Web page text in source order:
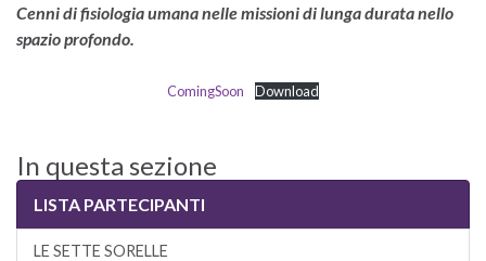
Cenni di fisiologia umana nelle missioni di lunga durata nello
spazio profondo.
ComingSoon Download
In questa sezione
LISTA PARTECIPANTI
LE SETTE SORELLE